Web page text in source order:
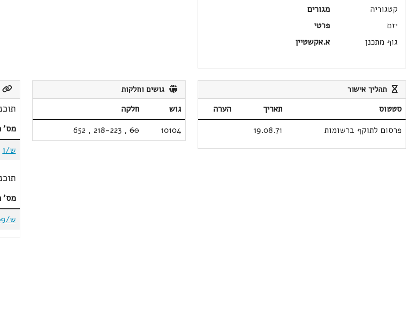
קטגוריה
מגורים
יזם
פרטי
גוף מתכנן
א.אקשטיין
תהליך אישור
סטטוס תאריך
הערה
פרסום לתוקף ברשומות
19.08.71
גושים וחלקות
גוש
חלקה
10104
60
,
218-223
,
652 מס'
ש/1
מס'
ש/209